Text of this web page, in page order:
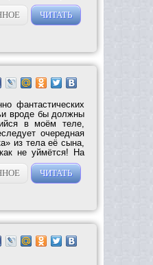
ЧИТАТЬ
фантастических
вроде бы должны
в моём теле,
очередная
из тела её сына,
не уймётся! На
ЧИТАТЬ